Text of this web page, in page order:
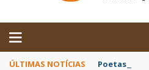
ÚLTIMAS NOTÍCIAS Poetas